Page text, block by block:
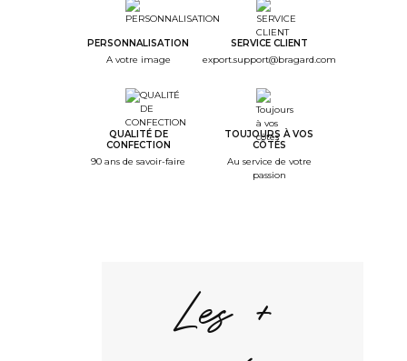
PERSONNALISATION
A votre image
SERVICE CLIENT
export.support@bragard.com
QUALITÉ DE
CONFECTION
90 ans de savoir-faire
TOUJOURS À VOS
CÔTÉS
Au service de votre
passion
Les +